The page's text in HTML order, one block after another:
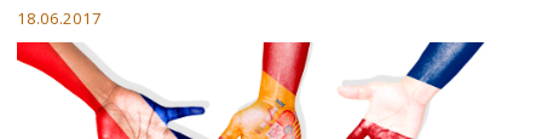
18.06.2017